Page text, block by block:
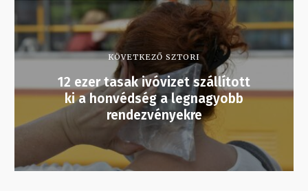
KÖVETKEZŐ SZTORI
12 ezer tasak ivóvizet szállított
ki a honvédség a legnagyobb
rendezvényekre